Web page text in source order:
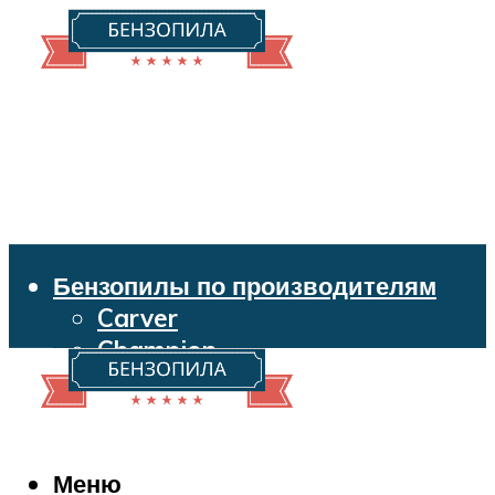
Бензопилы по производителям
Carver
Champion
Echo
Husqvarna
Makita
Меню